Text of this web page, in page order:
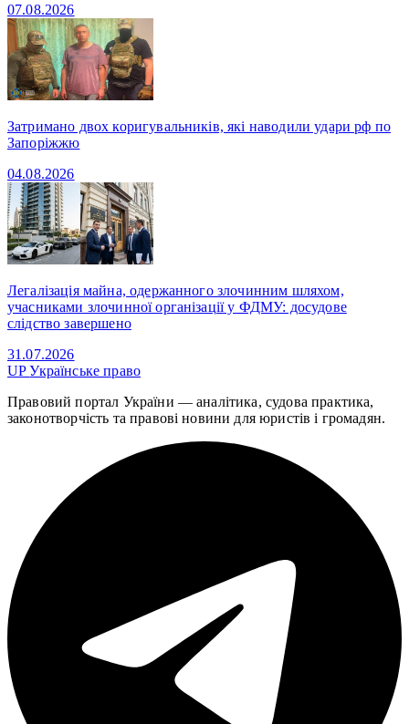
07.08.2026
Затримано двох коригувальників, які наводили удари рф по
Запоріжжю
04.08.2026
Легалізація майна, одержанного злочинним шляхом,
учасниками злочинної організації у ФДМУ: досудове
слідство завершено
31.07.2026
UPУкраїнське право
Правовий портал України — аналітика, судова практика,
законотворчість та правові новини для юристів і громадян.